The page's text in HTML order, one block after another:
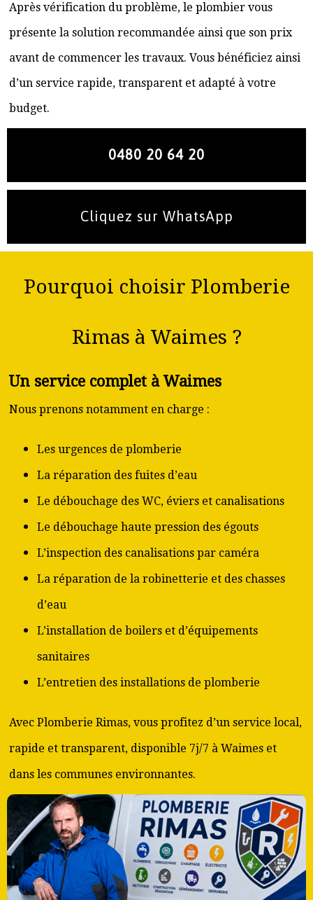
Après vérification du problème, le plombier vous
présente la solution recommandée ainsi que son prix
avant de commencer les travaux. Vous bénéficiez ainsi
d’un service rapide, transparent et adapté à votre
budget.
0480 20 64 20
Cliquez sur WhatsApp
Pourquoi choisir Plomberie
Rimas à Waimes ?
Un service complet à Waimes
Nous prenons notamment en charge :
Les urgences de plomberie
La réparation des fuites d’eau
Le débouchage des WC, éviers et canalisations
Le débouchage haute pression des égouts
L’inspection des canalisations par caméra
La réparation de la robinetterie et des chasses
d’eau
L’installation de boilers et d’équipements
sanitaires
L’entretien des installations de plomberie
Avec Plomberie Rimas, vous profitez d’un service local,
rapide et transparent, disponible 7j/7 à Waimes et
dans les communes environnantes.